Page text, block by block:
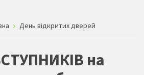
День відкритих дверей
на